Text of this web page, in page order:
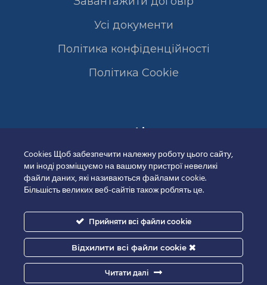
Усі документи
Політика конфіденційності
Полiтика Cookie
Сертифікати
Cookies Щоб забезпечити належну роботу цього сайту,
ми іноді розміщуємо на вашому пристрої невеликі
файли даних, які називаються файлами cookie.
Більшість великих веб-сайтів також роблять це.
Прийняти всі файли cookie
Відхилити всі файли cookie
Читати далі